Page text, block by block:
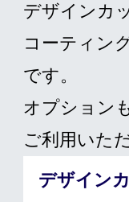
デザインカ
コーティン
です。
オプション
ご利用いた
デザイン